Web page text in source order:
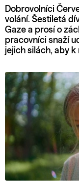
Dobrovolníci
volání. Šestiletá
Gaze a prosí o
pracovníci snaží
jejich silách, aby